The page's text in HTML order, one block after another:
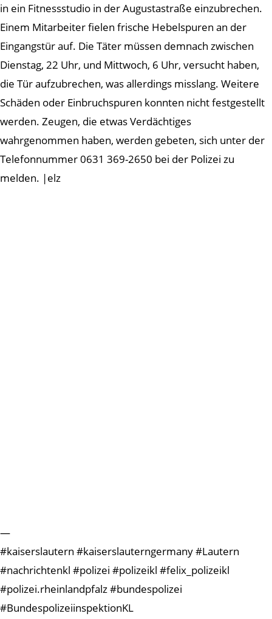
in ein Fitnessstudio in der Augustastraße einzubrechen.
Einem Mitarbeiter fielen frische Hebelspuren an der
Eingangstür auf. Die Täter müssen demnach zwischen
Dienstag, 22 Uhr, und Mittwoch, 6 Uhr, versucht haben,
die Tür aufzubrechen, was allerdings misslang. Weitere
Schäden oder Einbruchspuren konnten nicht festgestellt
werden. Zeugen, die etwas Verdächtiges
wahrgenommen haben, werden gebeten, sich unter der
Telefonnummer 0631 369-2650 bei der Polizei zu
melden. |elz
—
#kaiserslautern #kaiserslauterngermany #Lautern
#nachrichtenkl #polizei #polizeikl #felix_polizeikl
#polizei.rheinlandpfalz #bundespolizei
#BundespolizeiinspektionKL